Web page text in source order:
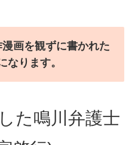
画を観ずに書かれた
なります。
た鳴川弁護士